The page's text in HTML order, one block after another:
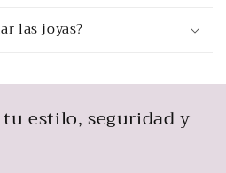
las joyas?
tu estilo, seguridad y